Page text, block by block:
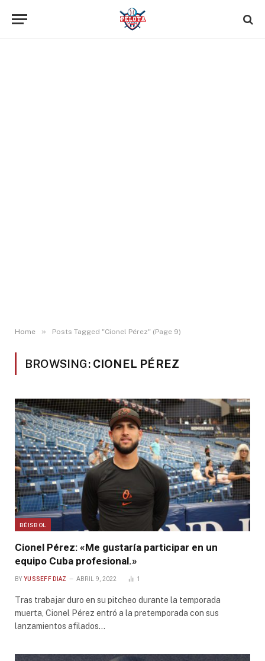
Home » Posts Tagged "Cionel Pérez" (Page 9)
BROWSING: CIONEL PÉREZ
BÉISBOL
Cionel Pérez: «Me gustaría participar en un
equipo Cuba profesional.»
BY YUSSEFF DIAZ ABRIL 9, 2022 1
Tras trabajar duro en su pitcheo durante la temporada
muerta, Cionel Pérez entró a la pretemporada con sus
lanzamientos afilados…